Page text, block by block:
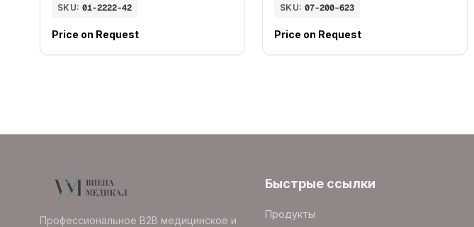
SKU: 01-2222-42
Price on Request
SKU: 07-200-623
Price on Request
Профессиональное B2B медицинское и
Быстрые ссылки
Продукты